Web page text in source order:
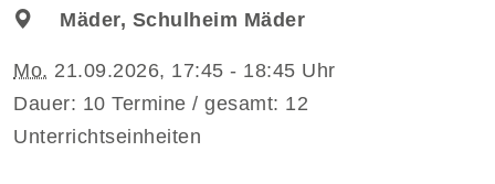
Mäder, Schulheim Mäder
Mo. 21.09.2026, 17:45 - 18:45 Uhr
Dauer: 10 Termine / gesamt: 12
Unterrichtseinheiten